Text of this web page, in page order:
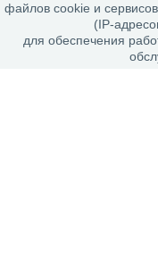
файлов cookie и
(IP-
для обеспечения
пр. Никольский 15, офис